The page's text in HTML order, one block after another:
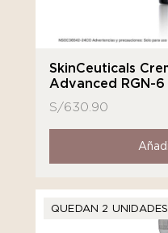
SkinCeuticals
Advanced RGN-6
S/630.90
QUEDAN 2 UNIDADES